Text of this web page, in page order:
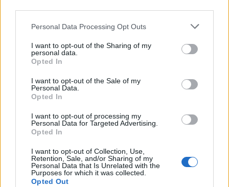
Please note that this website/app uses one or more Google
not limited to your visit or usage behaviour. You may click to
grant or deny consent to Google and its third-party tags to
use your data for below specified purposes in below Google
consent section.
Personal Data Processing Opt Outs
I want to opt-out of the Sharing of my
personal data.
Opted In
I want to opt-out of the Sale of my
Personal Data.
Opted In
I want to opt-out of processing my
Personal Data for Targeted Advertising.
Opted In
I want to opt-out of Collection, Use,
Retention, Sale, and/or Sharing of my
Personal Data that Is Unrelated with the
Purposes for which it was collected.
Opted Out
Glock30(@glock30)
Active Member
Ιστορική απόφαση βλέπει το ανεκδιήγητο ΑΠΕΜΠΕ από το
εξαφανίσουν τον Τραμπ. Ο Αμερικανικός λαός έδωσε την
απάντηση και έτσι αναγκαστικά ακόμα και φανατικοί Δικαστικοί
τους) την κάνουνε γαργάρα…Τον στόλισε κατάλληλα ο Τραμπ
τον εν λόγω κύριο…και λίγα του έσουρε…
Reply